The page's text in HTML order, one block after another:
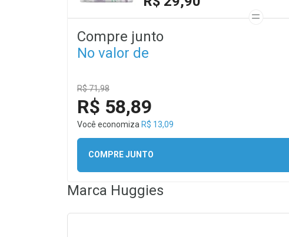
Compre junto
No valor de
R$ 71,98
R$ 58,89
Você economiza R$ 13,09
COMPRE JUNTO
Marca Huggies